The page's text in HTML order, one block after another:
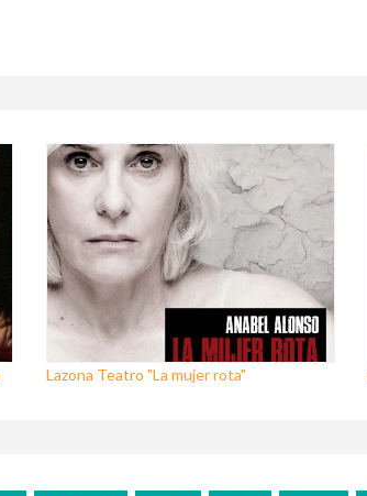
Lazona Teatro "La mujer rota"